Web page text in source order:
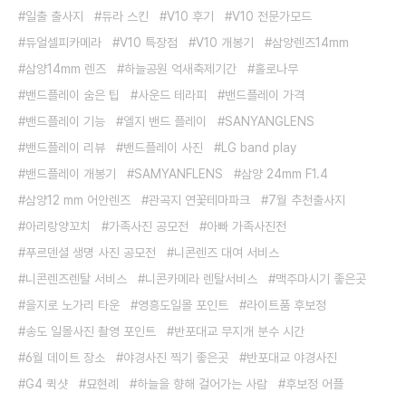
일출 출사지 듀라 스킨 V10 후기
V10 전문가모드
듀얼셀피카메라
V10 특장점 V10 개봉기
삼양렌즈14mm
삼양14mm 렌즈
하늘공원 억새축제기간
홀로나무
밴드플레이 숨은 팁
사운드 테라피
밴드플레이 가격
밴드플레이 기능
엘지 밴드 플레이
SANYANGLENS
밴드플레이 리뷰
밴드플레이 사진
LG band play
밴드플레이 개봉기
SAMYANFLENS
삼양 24mm F1.4
삼양12 mm 어안렌즈
관곡지 연꽃테마파크
7월 추천출사지
아리랑양꼬치
가족사진 공모전
아빠 가족사진전
푸르덴셜 생명 사진 공모전
니콘렌즈 대여 서비스
니콘렌즈렌탈 서비스
니콘카메라 렌탈서비스
맥주마시기 좋은곳
을지로 노가리 타운
영흥도일몰 포인트
라이트품 후보정
송도 일몰사진 촬영 포인트
반포대교 무지개 분수 시간
6월 데이트 장소
야경사진 찍기 좋은곳
반포대교 야경사진
G4 퀵샷
묘현례 하늘을 향해 걸어가는 사람
후보정 어플